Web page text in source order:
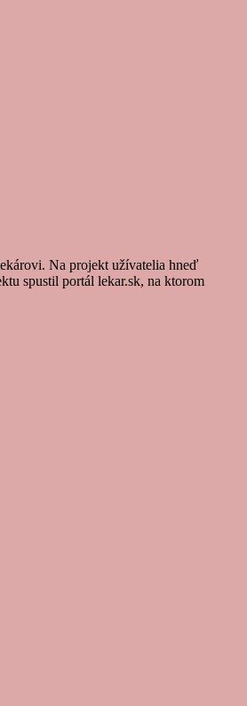
Na projekt užívatelia hneď
spustil portál lekar.sk, na ktorom